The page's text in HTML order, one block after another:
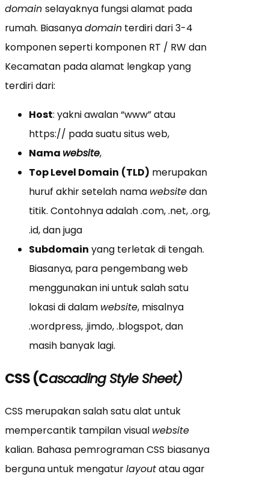
domain selayaknya fungsi alamat pada
rumah. Biasanyadomain terdiri dari 3-4
komponen seperti komponen RT / RW dan
Kecamatan pada alamat lengkap yang
terdiri dari:
Host: yakni awalan “www” atau
https:// pada suatu situs web,
Nama website,
Top Level Domain (TLD) merupakan
huruf akhir setelah nama websitedan
titik. Contohnya adalah .com, .net, .org,
.id, dan juga
Subdomain yang terletak di tengah.
Biasanya, para pengembang web
menggunakan ini untuk salah satu
lokasi di dalam website, misalnya
.wordpress, .jimdo, .blogspot, dan
masih banyak lagi.
CSS (Cascading Style Sheet)
CSS merupakan salah satu alat untuk
mempercantik tampilan visual website
kalian. Bahasa pemrograman CSS biasanya
berguna untuk mengaturlayoutatau agar